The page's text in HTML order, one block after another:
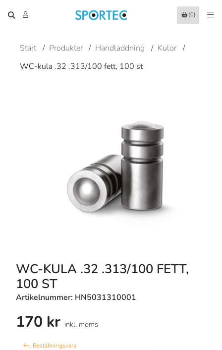
(0)
Start / Produkter / Handladdning / Kulor /
WC-kula .32 .313/100 fett, 100 st
WC-KULA .32 .313/100 FETT,
100 ST
Artikelnummer: HN5031310001
170 kr inkl. moms
Beställningsvara